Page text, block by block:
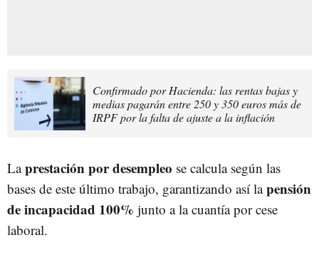
Confirmado por Hacienda: las rentas bajas y
medias pagarán entre 250 y 350 euros más de
IRPF por la falta de ajuste a la inflación
Laprestación por desempleo se calcula según las
bases de este último trabajo, garantizando así lapensión
de incapacidad 100% junto a la cuantía por cese
laboral.